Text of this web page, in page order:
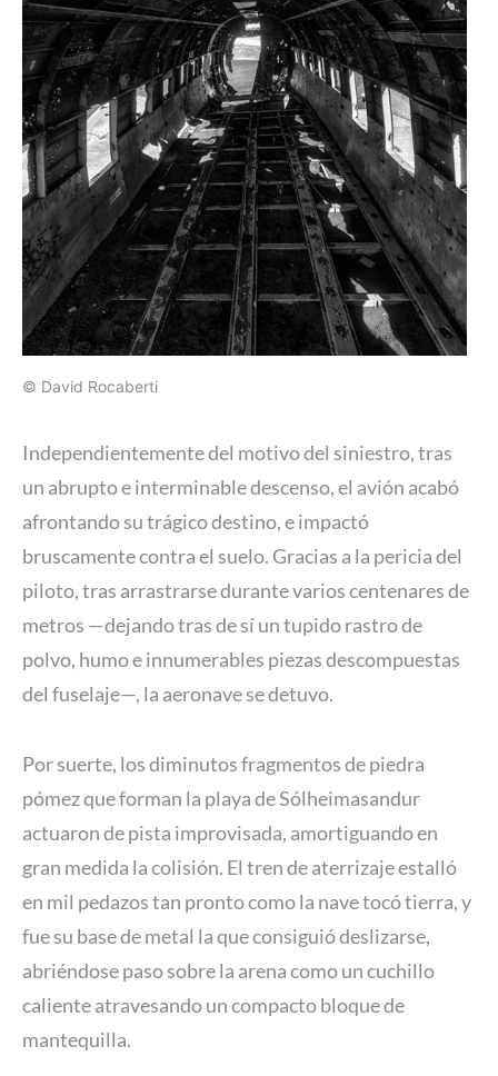
© David Rocaberti
Independientemente del motivo del siniestro, tras
un abrupto e interminable descenso, el avión acabó
afrontando su trágico destino, e impactó
bruscamente contra el suelo. Gracias a la pericia del
piloto, tras arrastrarse durante varios centenares de
metros —dejando tras de sí un tupido rastro de
polvo, humo e innumerables piezas descompuestas
del fuselaje—, la aeronave se detuvo.
Por suerte, los diminutos fragmentos de piedra
pómez que forman la playa de Sólheimasandur
actuaron de pista improvisada, amortiguando en
gran medida la colisión. El tren de aterrizaje estalló
en mil pedazos tan pronto como la nave tocó tierra, y
fue su base de metal la que consiguió deslizarse,
abriéndose paso sobre la arena como un cuchillo
caliente atravesando un compacto bloque de
mantequilla.